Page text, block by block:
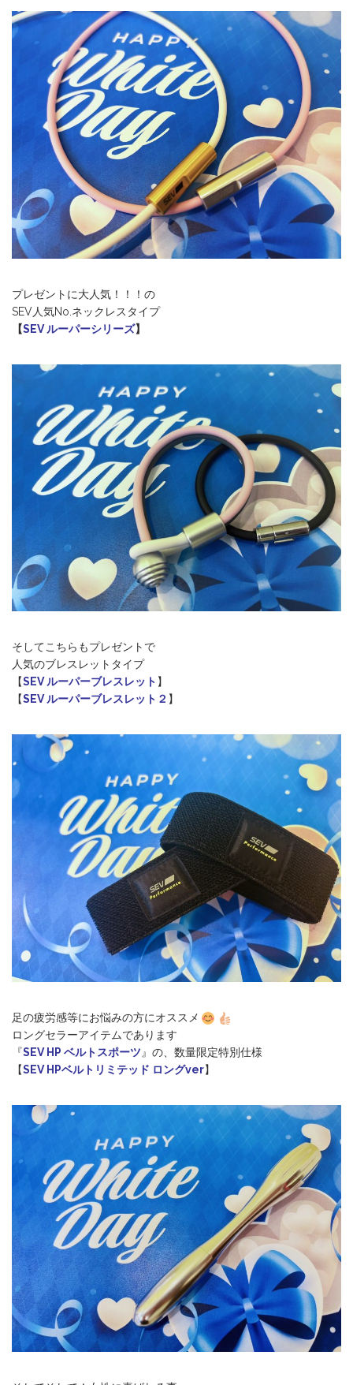
プレゼントに大人気！！！の
SEV人気No.ネックレスタイプ
【SEV ルーパーシリーズ】
そしてこちらもプレゼントで
人気のブレスレットタイプ
【SEV ルーパーブレスレット 】
【SEV ルーパーブレスレット２ 】
足の疲労感等にお悩みの方にオススメ
ロングセラーアイテムであります
『SEV HP ベルトスポーツ 』の、数量限定特別仕様
【SEV HPベルトリミテッド ロングver】